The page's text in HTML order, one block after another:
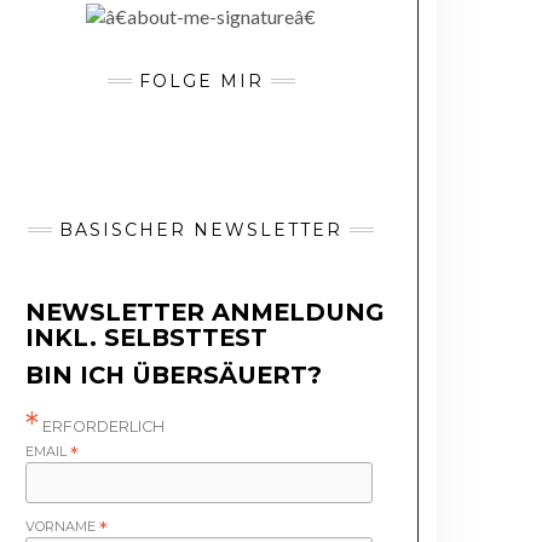
FOLGE MIR
BASISCHER NEWSLETTER
NEWSLETTER ANMELDUNG
INKL. SELBSTTEST
BIN ICH ÜBERSÄUERT?
* ERFORDERLICH
EMAIL*
VORNAME*